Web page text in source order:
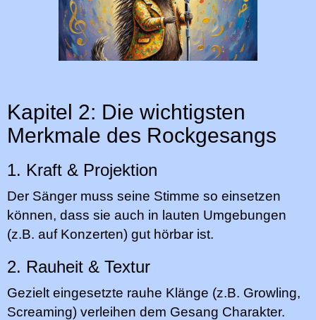
Kapitel 2: Die wichtigsten
Merkmale des Rockgesangs
1. Kraft & Projektion
Der Sänger muss seine Stimme so einsetzen
können, dass sie auch in lauten Umgebungen
(z.B. auf Konzerten) gut hörbar ist.
2. Rauheit & Textur
Gezielt eingesetzte rauhe Klänge (z.B. Growling,
Screaming) verleihen dem Gesang Charakter.